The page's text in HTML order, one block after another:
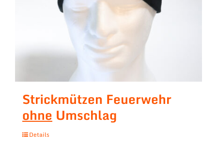
Strickmützen Feuerwehr
ohne Umschlag
Details